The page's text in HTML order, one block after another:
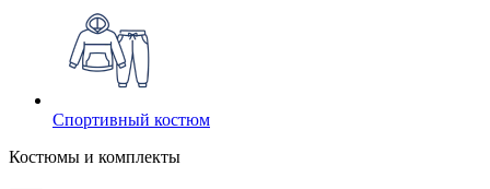
Спортивный костюм
Костюмы и комплекты